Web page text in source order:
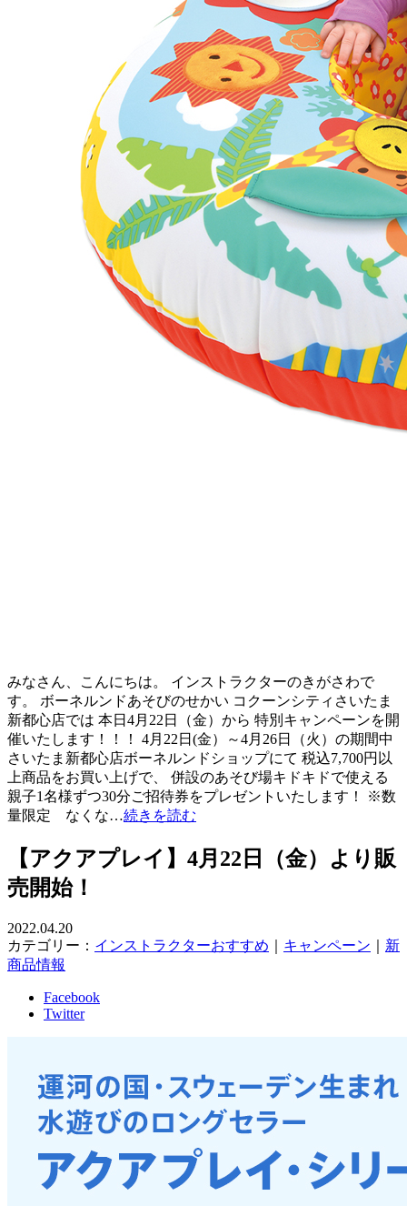
みなさん、こんにちは。 インストラクターのきがさわで
す。 ボーネルンドあそびのせかい コクーンシティさいたま
新都心店では 本日4月22日（金）から 特別キャンペーンを開
催いたします！！！ 4月22日(金）～4月26日（火）の期間中
さいたま新都心店ボーネルンドショップにて 税込7,700円以
上商品をお買い上げで、 併設のあそび場キドキドで使える
親子1名様ずつ30分ご招待券をプレゼントいたします！ ※数
量限定 なくな…続きを読む
【アクアプレイ】4月22日（金）より販
売開始！
2022.04.20
カテゴリー： インストラクターおすすめ キャンペーン
新
商品情報
Facebook
Twitter